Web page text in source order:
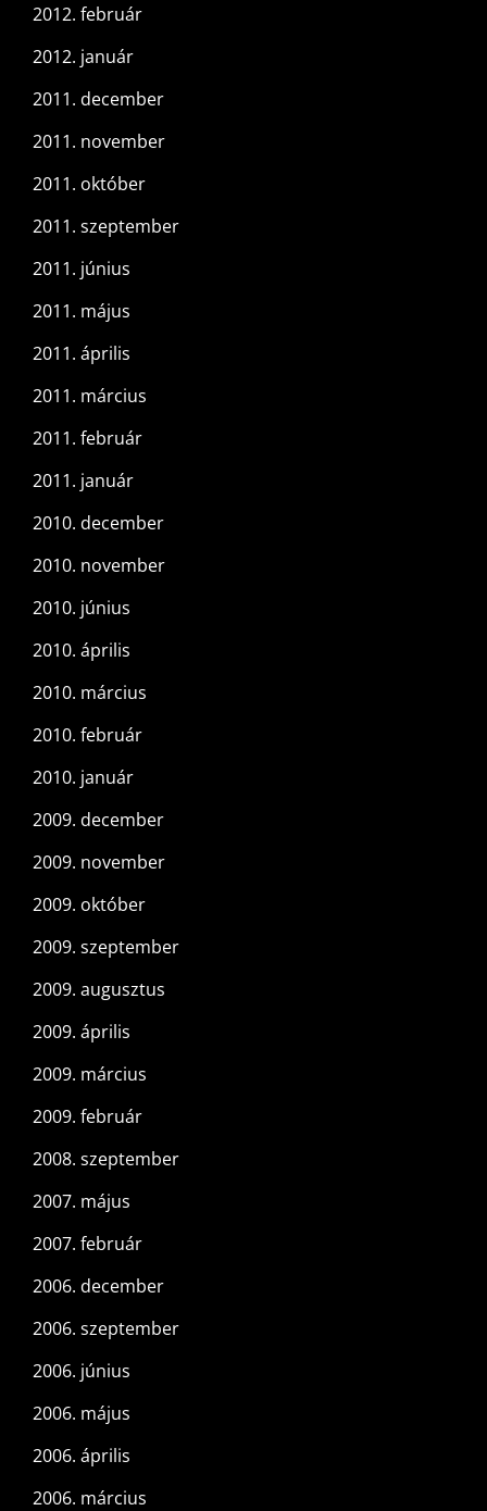
2012. február
2012. január
2011. december
2011. november
2011. október
2011. szeptember
2011. június
2011. május
2011. április
2011. március
2011. február
2011. január
2010. december
2010. november
2010. június
2010. április
2010. március
2010. február
2010. január
2009. december
2009. november
2009. október
2009. szeptember
2009. augusztus
2009. április
2009. március
2009. február
2008. szeptember
2007. május
2007. február
2006. december
2006. szeptember
2006. június
2006. május
2006. április
2006. március